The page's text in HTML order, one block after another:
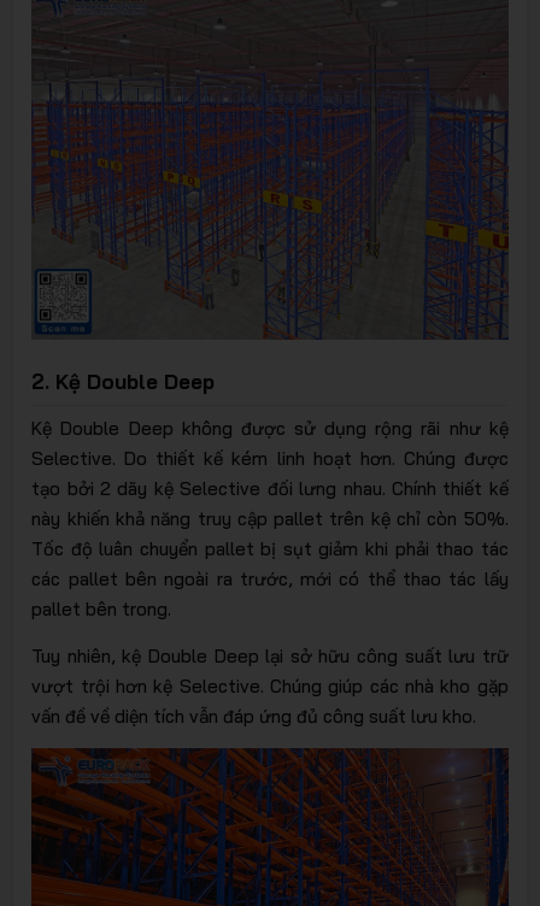
2. Kệ Double Deep
Kệ Double Deep không được sử dụng rộng rãi như kệ
Selective. Do thiết kế kém linh hoạt hơn. Chúng được
tạo bởi 2 dãy kệ Selective đối lưng nhau. Chính thiết kế
này khiến khả năng truy cập pallet trên kệ chỉ còn 50%.
Tốc độ luân chuyển pallet bị sụt giảm khi phải thao tác
các pallet bên ngoài ra trước, mới có thể thao tác lấy
pallet bên trong.
Tuy nhiên, kệ Double Deep lại sở hữu công suất lưu trữ
vượt trội hơn kệ Selective. Chúng giúp các nhà kho gặp
vấn đề về diện tích vẫn đáp ứng đủ công suất lưu kho.